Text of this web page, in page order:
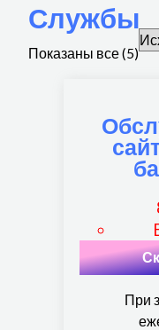
Службы
Показаны все (5)
При